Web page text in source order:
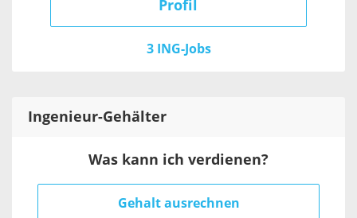
Profil
3 ING-Jobs
Ingenieur-Gehälter
Was kann ich verdienen?
Gehalt ausrechnen